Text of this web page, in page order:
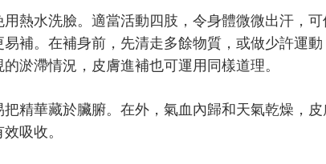
熱水洗臉。適當活動四肢，令身體微微出汗，可
補。在補身前，先清走多餘物質，或做少許運
淤滯情況，皮膚進補也可運用同樣道理。
精華藏於臟腑。在外，氣血內歸和天氣乾燥，
吸收。